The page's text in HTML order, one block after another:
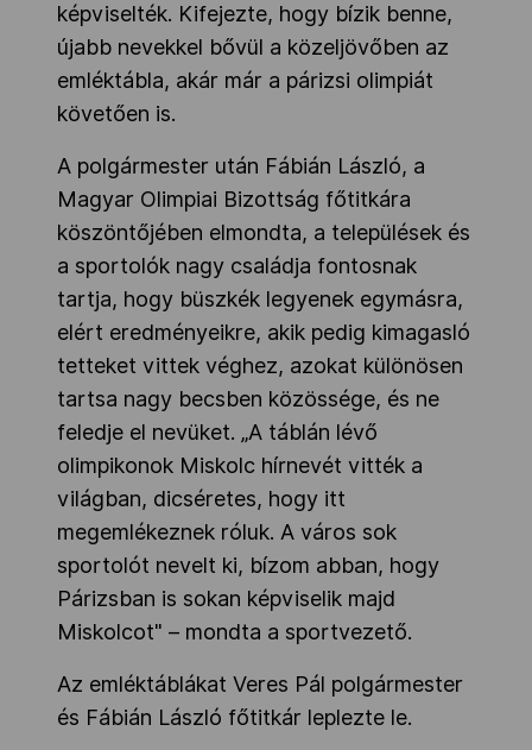
képviselték. Kifejezte, hogy bízik benne,
újabb nevekkel bővül a közeljövőben az
emléktábla, akár már a párizsi olimpiát
követően is.
A polgármester után Fábián László, a
Magyar Olimpiai Bizottság főtitkára
köszöntőjében elmondta, a települések és
a sportolók nagy családja fontosnak
tartja, hogy büszkék legyenek egymásra,
elért eredményeikre, akik pedig kimagasló
tetteket vittek véghez, azokat különösen
tartsa nagy becsben közössége, és ne
feledje el nevüket. „A táblán lévő
olimpikonok Miskolc hírnevét vitték a
világban, dicséretes, hogy itt
megemlékeznek róluk. A város sok
sportolót nevelt ki, bízom abban, hogy
Párizsban is sokan képviselik majd
Miskolcot" – mondta a sportvezető.
Az emléktáblákat Veres Pál polgármester
és Fábián László főtitkár leplezte le.